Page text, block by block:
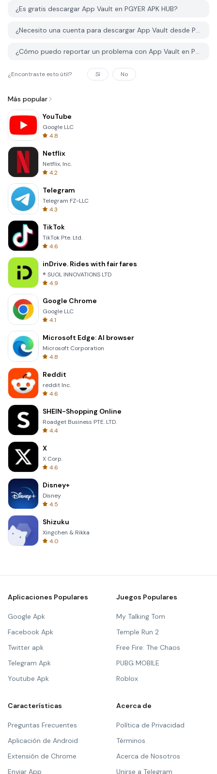
¿Es gratis descargar App Vault en PGYER APK HUB?
¿Necesito una cuenta para descargar App Vault desde PGYER APK HUB?
¿Cómo puedo reportar un problema con App Vault en PGYER APK HUB?
¿Encontraste esto útil? Sí No
Más popular
YouTube
Google LLC
4.8
Netflix
Netflix, Inc.
4.2
Telegram
Telegram FZ-LLC
4.3
TikTok
TikTok Pte. Ltd.
4.6
inDrive. Rides with fair fares
® SUOL INNOVATIONS LTD
4.9
Google Chrome
Google LLC
4.1
Microsoft Edge: AI browser
Microsoft Corporation
4.8
Reddit
reddit Inc.
4.6
SHEIN-Shopping Online
Roadget Business PTE. LTD.
4.4
X
X Corp.
4.6
Disney+
Disney
4.5
Shizuku
Xingchen & Rikka
4.0
Aplicaciones Populares
Google Apk
Facebook Apk
Twitter apk
Telegram Apk
Youtube Apk
Juegos Populares
My Talking Tom
Temple Run 2
Free Fire: The Chaos
PUBG MOBILE
Roblox
Características
Preguntas Frecuentes
Aplicación de Android
Extensión de Chrome
Enviar App
Acerca de
Política de Privacidad
Términos
Acerca de Nosotros
Unirse a Telegram